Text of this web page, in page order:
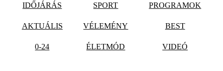
IDŐJÁRÁS SPORT PROGRAMOK
AKTUÁLIS VÉLEMÉNY BEST
0-24 ÉLETMÓD VIDEÓ